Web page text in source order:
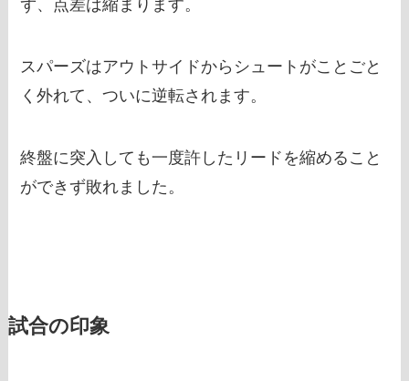
ず、点差は縮まります。
スパーズはアウトサイドからシュートがことごと
く外れて、ついに逆転されます。
終盤に突入しても一度許したリードを縮めること
ができず敗れました。
試合の印象